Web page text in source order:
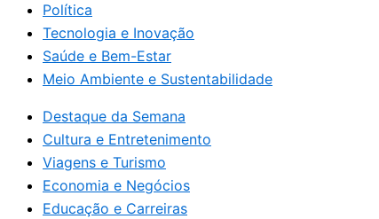
Política
Tecnologia e Inovação
Saúde e Bem-Estar
Meio Ambiente e Sustentabilidade
Destaque da Semana
Cultura e Entretenimento
Viagens e Turismo
Economia e Negócios
Educação e Carreiras